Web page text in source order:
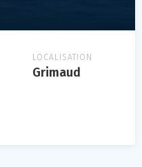
LOCALISATION
Grimaud